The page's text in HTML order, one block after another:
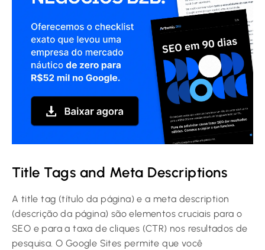
Title Tags and Meta Descriptions
A title tag (título da página) e a meta description
(descrição da página) são elementos cruciais para o
SEO e para a taxa de cliques (CTR) nos resultados de
pesquisa. O Google Sites permite que você